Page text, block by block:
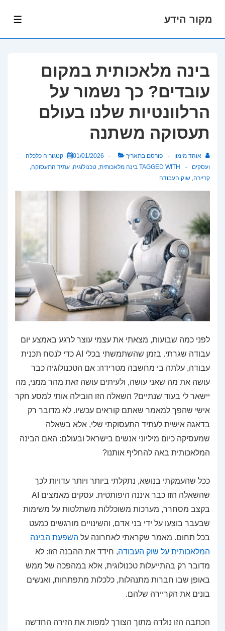
מקור הידע
בינה מלאכותית במקום
עובדים? כך נשמור על
הרלוונטיות שלנו בעולם
תעסוקה משתנה
אוהד מימון פורסם בתאריך 01/01/2026 קטגוריה כלכלה
ועסקים
TAGGED WITH בינה מלאכותית, טכנולוגיה, עתיד התעסוקה,
קריירה, שוק העבודה
לפני כמה שבועות, מצאתי את עצמי עוצר לרגע באמצע יום
עבודה שגרתי. בזמן שהשתמשתי בכלי AI כדי לנסח תכנית
עבודה, עלתה בי מחשבה מטרידה: אם הטכנולוגיה כבר
עושה את מה שאני עושה, ולעיתים עושה זאת מהר ממני, מה
יישאר לי בעוד שנתיים? השאלה הזו הובילה אותי למסע חקר
אישי שהפך למאמר שאתם קוראים עכשיו. לא מדובר רק
בדאגה אישית לעתיד התעסוקתי שלי, אלא בשאלה
שמעסיקה כיום מיליוני אנשים בישראל ובעולם: האם הבינה
המלאכותית באה להחליף אותנו?
ככל שהעמקתי בנושא, נתקלתי ביותר ויותר עדויות לכך
שהשאלה הזו כבר איננה היפותטית. עסקים מאמצים AI
בקצב מסחרר, מערכות משוכללות משתלטות על משימות
שבעבר בוצעו על ידי בני אדם, והשינויים מורגשים כמעט
בכל תחום. מאמר שקראתי לאחרונה על השפעת הבינה
המלאכותית על שוק העבודה, חידד את ההבנה הזו: לא
מדובר רק בהתייעלות טכנולוגית, אלא במהפכה של ממש
באופן שבו חברות מתנהלות, כלכלות מתפתחות, ואנשים
בונים את הקריירה שלהם.
הכתבה הזו נולדה מתוך הצורך למפות את הזירה החדשה